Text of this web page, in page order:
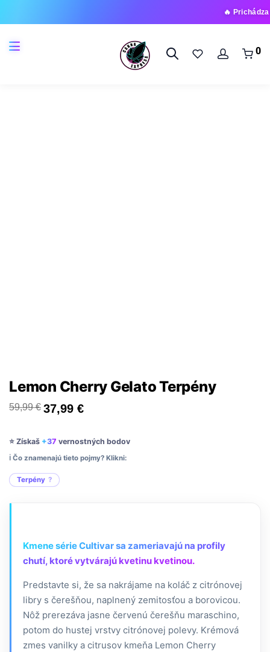
🔥 Prichádza nová
0
Lemon Cherry Gelato Terpény
59,99€ 37,99 €
⭐ Získaš +37 vernostných bodov
ℹ️ Čo znamenajú tieto pojmy? Klikni:
Terpény
Kmene série Cultivar sa zameriavajú na profily
chutí, ktoré vytvárajú kvetinu kvetinou.
Predstavte si, že sa nakrájame na koláč z citrónovej
libry s čerešňou, naplnený zemitosťou a borovicou.
Nôž prerezáva jasne červenú čerešňu maraschino,
potom do hustej vrstvy citrónovej polevy. Krémová
zmes vanilky a citrusov kmeňa Lemon Cherry